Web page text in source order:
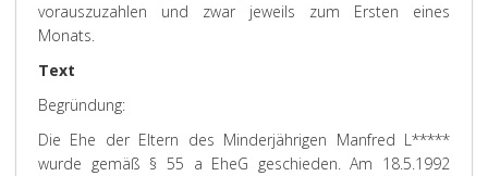
vorauszuzahlen und zwar jeweils zum Ersten eines
Monats.
Text
Begründung:
Die Ehe der Eltern des Minderjährigen Manfred L*****
wurde gemäß § 55 a EheG geschieden. Am 18.5.1992